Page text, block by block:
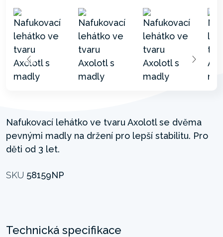
Nafukovací lehátko ve tvaru Axolotl se dvěma
pevnými madly na držení pro lepší stabilitu. Pro
děti od 3 let.
SKU 58159NP
Technická specifikace